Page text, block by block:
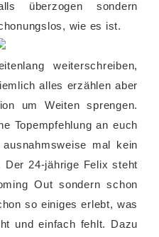
überzogen sondern
wie es ist.
weiterschreiben,
alles erzählen aber
um Weiten sprengen.
Topempfehlung an euch
mal kein
24-jährige Felix steht
Out sondern schon
so einiges erlebt, was
und einfach fehlt. Dazu